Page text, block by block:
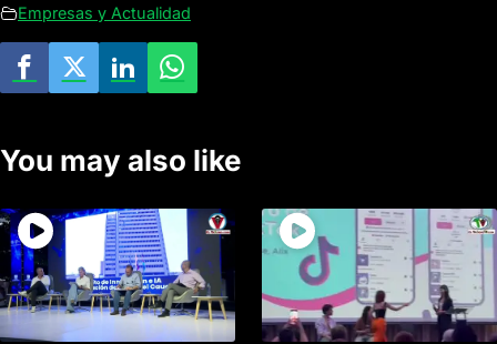
Empresas y Actualidad
You may also like